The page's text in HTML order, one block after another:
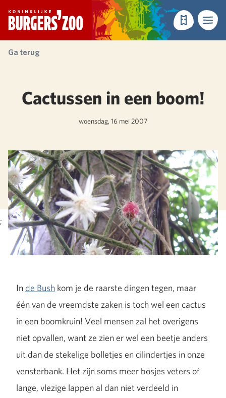
- Homepagina
TicketsMenu
Ga terug
;
Cactussen in een boom!
woensdag, 16 mei 2007
In de Bush kom je de raarste dingen tegen, maar
één van de vreemdste zaken is toch wel een cactus
in een boomkruin! Veel mensen zal het overigens
niet opvallen, want ze zien er wel een beetje anders
uit dan de stekelige bolletjes en cilindertjes in onze
vensterbank. Het zijn soms meer bosjes veters of
lange, vlezige lappen al dan niet verdeeld in